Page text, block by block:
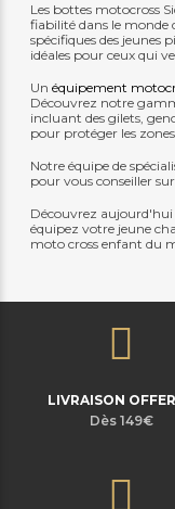
Les bottes motocross
fiabilité dans le monde
spécifiques des jeunes
idéales pour ceux qui
Un équipement
Découvrez notre
incluant des gilets,
pour protéger les
Notre équipe de
pour vous conseiller
Découvrez
équipez votre jeune
moto cross enfant du
LIVRAISON
Dès 149€